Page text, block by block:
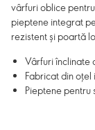
vârfuri oblice
pieptene integrat
rezistent și poartă
Vârfuri înclinate
Fabricat din
Pieptene